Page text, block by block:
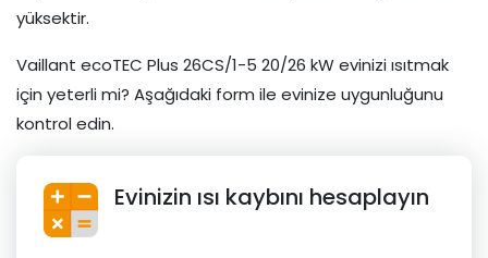
yüksektir.
Vaillant ecoTEC Plus 26CS/1-5 20/26 kW evinizi ısıtmak
için yeterli mi? Aşağıdaki form ile evinize uygunluğunu
kontrol edin.
Evinizin ısı kaybını hesaplayın